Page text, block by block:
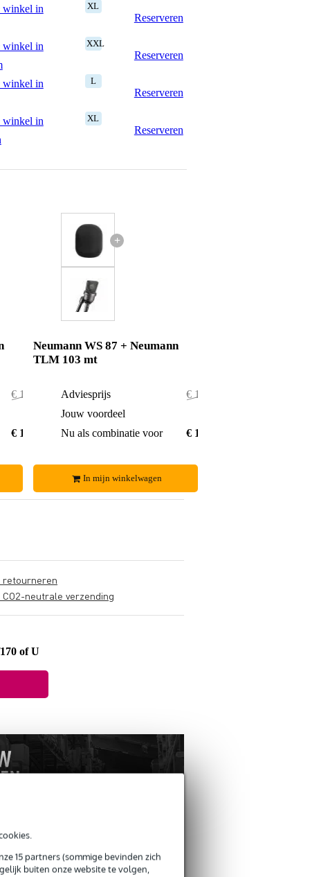
15 partners (sommige bevinden zich
buiten onze website te volgen,
winkel in
XL
Reserveren
winkel in
XXL
Reserveren
winkel in
L
Reserveren
winkel in
XL
Reserveren
€ 1.176,-
€ 1.172,-
+
Neumann WS 87 + Neumann
TLM 103 mt
Adviesprijs
€ 1.134,-
Jouw voordeel
Nu als combinatie voor
€ 1.130,-
In mijn winkelwagen
retourneren
CO2-neutrale verzending
of U
ANDEREN KOCHTEN